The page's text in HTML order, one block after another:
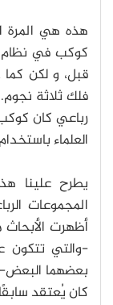
هذه هي المرة
كوكب في نظام
قبل، و لكن كما
فلك ثلاثة
رباعي كان
العلماء
يطرح علينا
المجموعات
أظهرت الأبحاث
-والتي تتكون
بعضهما
كان يُعتقد